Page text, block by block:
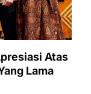
Atas
Lama